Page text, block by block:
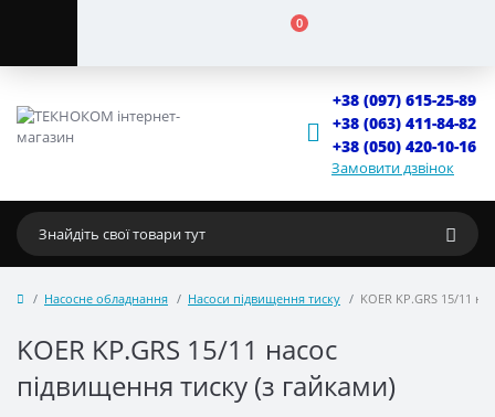
0
+38 (097) 615-25-89
+38 (063) 411-84-82
+38 (050) 420-10-16
Замовити дзвінок
Насосне обладнання Насоси підвищення тиску KOER KP.GRS 15/11
KOER KP.GRS 15/11 насос
підвищення тиску (з гайками)